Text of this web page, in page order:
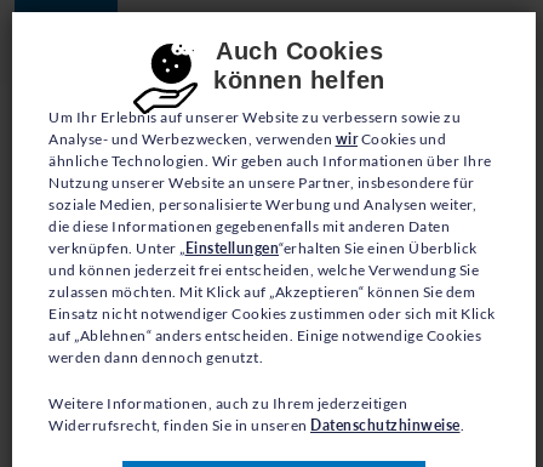
Consent-Einstellungen
Auch Cookies
können helfen
Um Ihr Erlebnis auf unserer Website zu verbessern sowie zu
Analyse- und Werbezwecken, verwenden wirCookies und
ähnliche Technologien. Wir geben auch Informationen über Ihre
Nutzung unserer Website an unsere Partner, insbesondere für
soziale Medien, personalisierte Werbung und Analysen weiter,
die diese Informationen gegebenenfalls mit anderen Daten
verknüpfen. Unter „ Einstellungen“erhalten Sie einen Überblick
und können jederzeit frei entscheiden, welche Verwendung Sie
zulassen möchten. Mit Klick auf „Akzeptieren“ können Sie dem
Einsatz nicht notwendiger Cookies zustimmen oder sich mit Klick
auf „Ablehnen“ anders entscheiden. Einige notwendige Cookies
werden dann dennoch genutzt.
Weitere Informationen, auch zu Ihrem jederzeitigen
Widerrufsrecht, finden Sie in unseren Datenschutzhinweise.
JETZT SPENDEN
PRESSE
25. JULI: WELTTAG
GEGEN DAS ERTRINKEN